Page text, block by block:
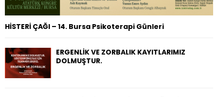
HİSTERİ ÇAĞI – 14. Bursa Psikoterapi Günleri
ERGENLİK VE ZORBALIK KAYITLARIMIZ
DOLMUŞTUR.